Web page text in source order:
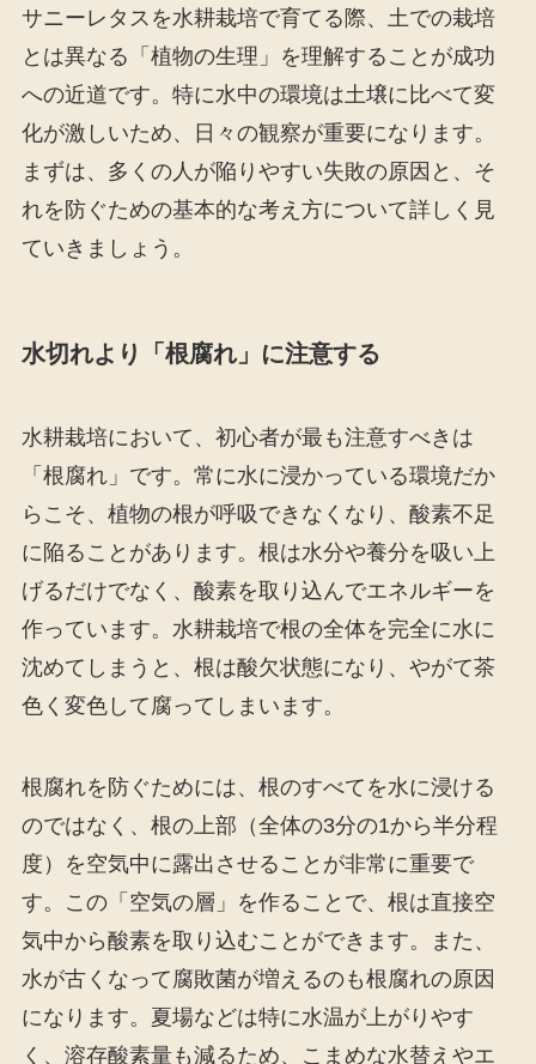
サニーレタスを水耕栽培で育てる際、土での栽培
とは異なる「植物の生理」を理解することが成功
への近道です。特に水中の環境は土壌に比べて変
化が激しいため、日々の観察が重要になります。
まずは、多くの人が陥りやすい失敗の原因と、そ
れを防ぐための基本的な考え方について詳しく見
ていきましょう。
水切れより「根腐れ」に注意する
水耕栽培において、初心者が最も注意すべきは
「根腐れ」です。常に水に浸かっている環境だか
らこそ、植物の根が呼吸できなくなり、酸素不足
に陥ることがあります。根は水分や養分を吸い上
げるだけでなく、酸素を取り込んでエネルギーを
作っています。水耕栽培で根の全体を完全に水に
沈めてしまうと、根は酸欠状態になり、やがて茶
色く変色して腐ってしまいます。
根腐れを防ぐためには、根のすべてを水に浸ける
のではなく、根の上部（全体の3分の1から半分程
度）を空気中に露出させることが非常に重要で
す。この「空気の層」を作ることで、根は直接空
気中から酸素を取り込むことができます。また、
水が古くなって腐敗菌が増えるのも根腐れの原因
になります。夏場などは特に水温が上がりやす
く、溶存酸素量も減るため、こまめな水替えやエ